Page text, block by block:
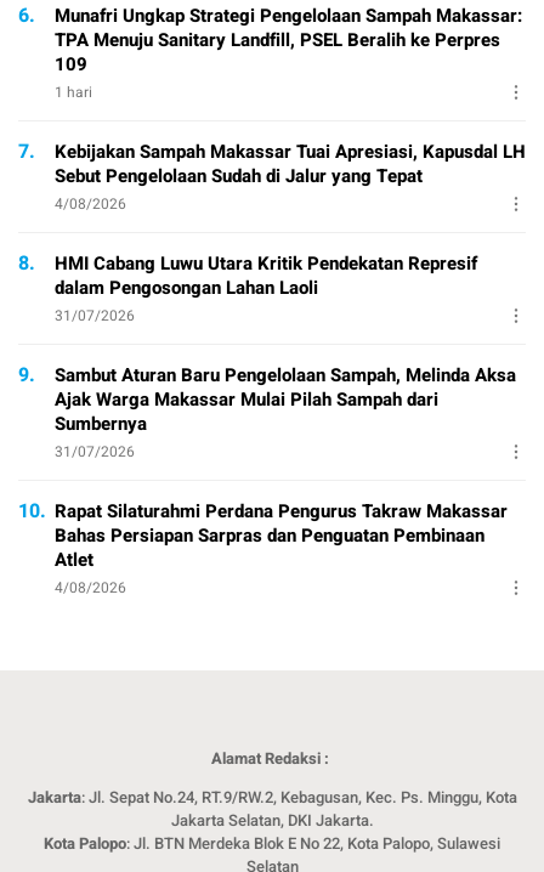
6.
Munafri Ungkap Strategi Pengelolaan Sampah Makassar:
TPA Menuju Sanitary Landfill, PSEL Beralih ke Perpres
109
1 hari
7.
Kebijakan Sampah Makassar Tuai Apresiasi, Kapusdal LH
Sebut Pengelolaan Sudah di Jalur yang Tepat
4/08/2026
8.
HMI Cabang Luwu Utara Kritik Pendekatan Represif
dalam Pengosongan Lahan Laoli
31/07/2026
9.
Sambut Aturan Baru Pengelolaan Sampah, Melinda Aksa
Ajak Warga Makassar Mulai Pilah Sampah dari
Sumbernya
31/07/2026
10. Rapat Silaturahmi Perdana Pengurus Takraw Makassar
Bahas Persiapan Sarpras dan Penguatan Pembinaan
Atlet
4/08/2026
Alamat Redaksi :
Jakarta: Jl. Sepat No.24, RT.9/RW.2, Kebagusan, Kec. Ps. Minggu, Kota
Jakarta Selatan, DKI Jakarta.
Kota Palopo: Jl. BTN Merdeka Blok E No 22, Kota Palopo, Sulawesi
Selatan